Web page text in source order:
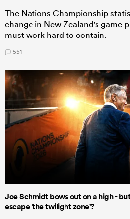
The Nations Championship
change in New Zealand's game
must work hard to contain.
551
Joe Schmidt bows out on a high -
escape 'the twilight zone'?